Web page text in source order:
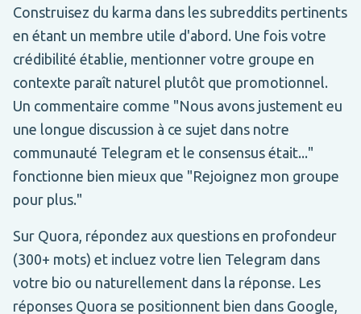
Construisez du karma dans les subreddits pertinents
en étant un membre utile d'abord. Une fois votre
crédibilité établie, mentionner votre groupe en
contexte paraît naturel plutôt que promotionnel.
Un commentaire comme "Nous avons justement eu
une longue discussion à ce sujet dans notre
communauté Telegram et le consensus était..."
fonctionne bien mieux que "Rejoignez mon groupe
pour plus."
Sur Quora, répondez aux questions en profondeur
(300+ mots) et incluez votre lien Telegram dans
votre bio ou naturellement dans la réponse. Les
réponses Quora se positionnent bien dans Google,